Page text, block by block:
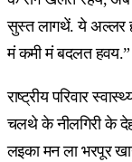
सुस्त लागथें. ये
मं कमी मं बदलत
राष्ट्रीय परिवार
चलथे के नीलगिरी के
लइका मन ला भरपूर